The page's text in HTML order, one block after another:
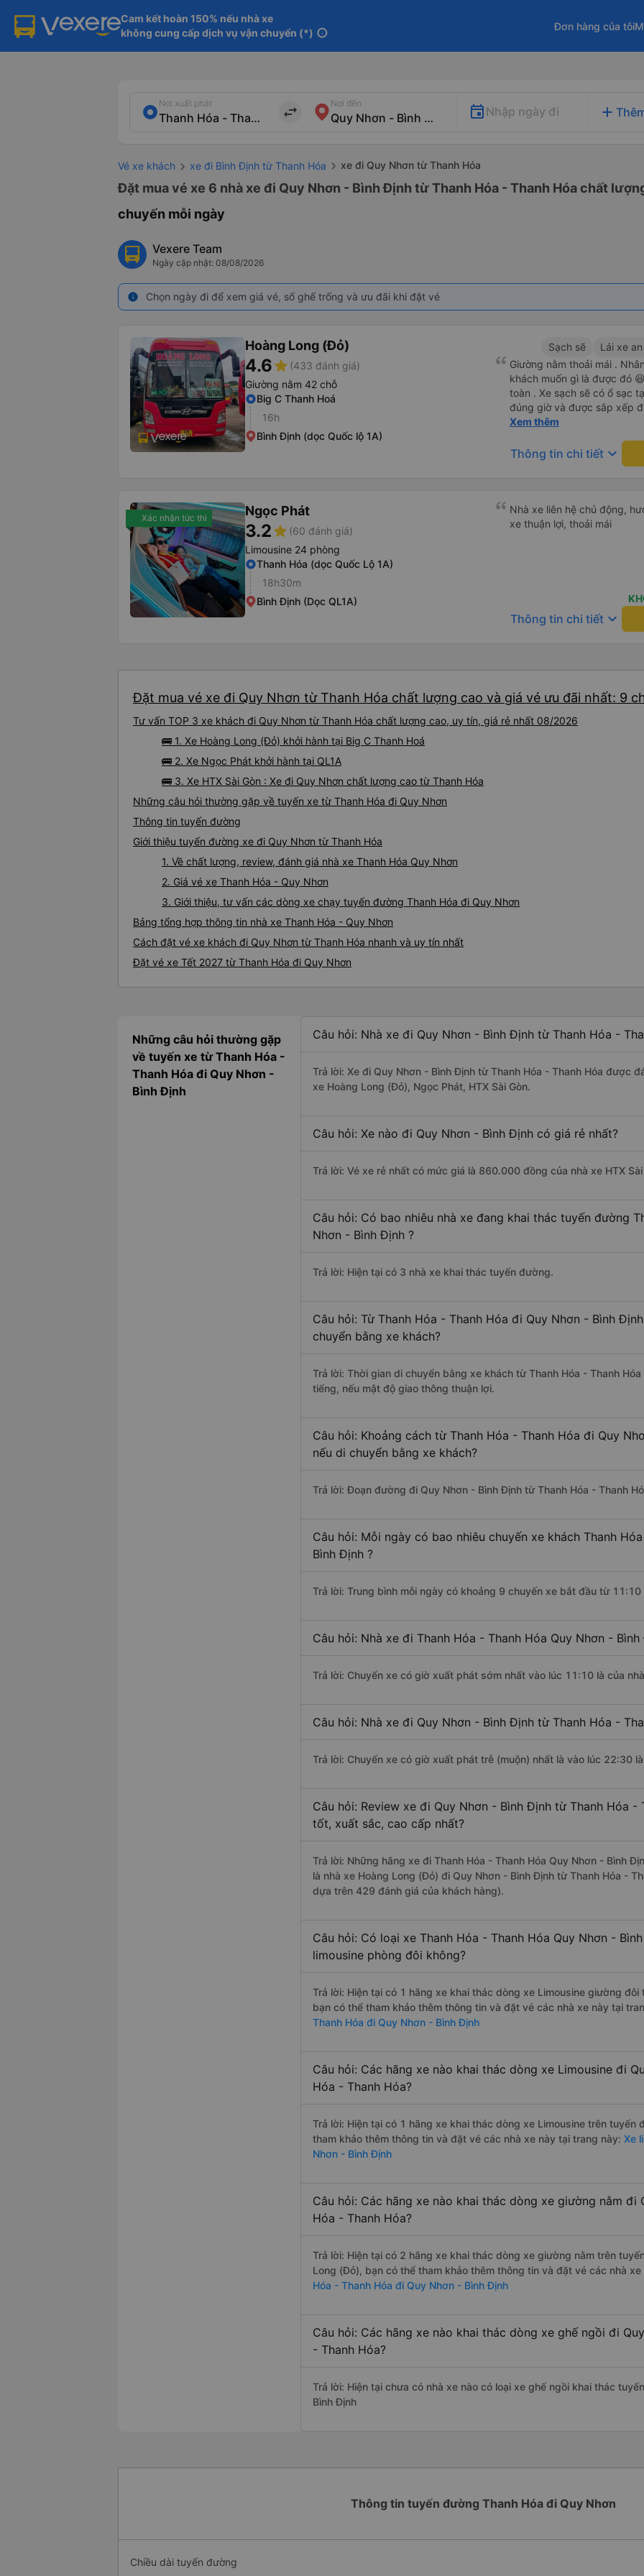
Cam kết hoàn 150% nếu nhà xe
không cung cấp dịch vụ vận chuyển (*) info
Đơn hàng của tôi
Nơi xuất phát
import_export
Nơi đến
Nhập ngày đi add
Vé xe khách xe đi Bình Định từ Thanh Hóa xe đi Quy Nhơn từ Thanh Hóa
Đặt mua vé xe 6 nhà xe đi Quy Nhơn - Bình Định từ Thanh Hóa - Thanh Hóa chất
chuyến mỗi ngày
Vexere Team
Ngày cập nhật: 08/08/2026
info Chọn ngày đi để xem giá vé, số ghế trống và ưu đãi khi đặt vé
Hoàng Long (Đỏ)
4.6star (433 đánh giá)
Giường nằm 42 chỗ
Big C Thanh Hoá
16h
Bình Định (dọc Quốc lộ 1A)
Sạch sẽ Lái xe
Giường nằm thoải mái .
khách muốn gì là được đó
toàn . Xe sạch sẽ có ổ sạc
đúng giờ và được sắp xếp
cho hoàng long đỏ 👍
Xem thêm
Thông tin chi tiết keyboard_arrow_down
Xác nhận tức thì Ngọc Phát
3.2star (60 đánh giá)
Limousine 24 phòng
Thanh Hóa (dọc Quốc Lộ 1A)
18h30m
Bình Định (Dọc QL1A)
Nhà xe liên hệ chủ động,
xe thuận lợi, thoải mái
Thông tin chi tiết keyboard_arrow_down
Đặt mua vé xe đi Quy Nhơn từ Thanh Hóa chất lượng cao và giá vé ưu đãi nhất: 9
Tư vấn TOP 3 xe khách đi Quy Nhơn từ Thanh Hóa chất lượng cao, uy tín, giá rẻ nhất 08/2026
🚌 1. Xe Hoàng Long (Đỏ) khởi hành tại Big C Thanh Hoá
🚌 2. Xe Ngọc Phát khởi hành tại QL1A
🚌 3. Xe HTX Sài Gòn : Xe đi Quy Nhơn chất lượng cao từ Thanh Hóa
Những câu hỏi thường gặp về tuyến xe từ Thanh Hóa đi Quy Nhơn
Thông tin tuyến đường
Giới thiệu tuyến đường xe đi Quy Nhơn từ Thanh Hóa
1. Về chất lượng, review, đánh giá nhà xe Thanh Hóa Quy Nhơn
2. Giá vé xe Thanh Hóa - Quy Nhơn
3. Giới thiệu, tư vấn các dòng xe chạy tuyến đường Thanh Hóa đi Quy Nhơn
Bảng tổng hợp thông tin nhà xe Thanh Hóa - Quy Nhơn
Cách đặt vé xe khách đi Quy Nhơn từ Thanh Hóa nhanh và uy tín nhất
Đặt vé xe Tết 2027 từ Thanh Hóa đi Quy Nhơn
Những câu hỏi thường gặp
về tuyến xe từ Thanh Hóa -
Thanh Hóa đi Quy Nhơn -
Bình Định
Câu hỏi: Nhà xe đi Quy Nhơn - Bình Định từ Thanh Hóa -
Trả lời: Xe đi Quy Nhơn - Bình Định từ Thanh Hóa - Thanh Hóa được
xe Hoàng Long (Đỏ), Ngọc Phát, HTX Sài Gòn.
Câu hỏi: Xe nào đi Quy Nhơn - Bình Định có giá rẻ nhất?
Trả lời: Vé xe rẻ nhất có mức giá là 860.000 đồng của nhà xe HTX Sài
Câu hỏi: Có bao nhiêu nhà xe đang khai thác tuyến đường
Nhơn - Bình Định ?
Trả lời: Hiện tại có 3 nhà xe khai thác tuyến đường.
Câu hỏi: Từ Thanh Hóa - Thanh Hóa đi Quy Nhơn - Bình
chuyển bằng xe khách?
Trả lời: Thời gian di chuyển bằng xe khách từ Thanh Hóa - Thanh
tiếng, nếu mật độ giao thông thuận lợi.
Câu hỏi: Khoảng cách từ Thanh Hóa - Thanh Hóa đi Quy
nếu di chuyển bằng xe khách?
Trả lời: Đoạn đường đi Quy Nhơn - Bình Định từ Thanh Hóa - Thanh
Câu hỏi: Mỗi ngày có bao nhiêu chuyến xe khách Thanh
Bình Định ?
Trả lời: Trung bình mỗi ngày có khoảng 9 chuyến xe bắt đầu từ
Câu hỏi: Nhà xe đi Thanh Hóa - Thanh Hóa Quy Nhơn -
Trả lời: Chuyến xe có giờ xuất phát sớm nhất vào lúc 11:10 là của
Câu hỏi: Nhà xe đi Quy Nhơn - Bình Định từ Thanh Hóa -
Trả lời: Chuyến xe có giờ xuất phát trễ (muộn) nhất là vào lúc 22:30 là
Câu hỏi: Review xe đi Quy Nhơn - Bình Định từ Thanh Hóa
tốt, xuất sắc, cao cấp nhất?
Trả lời: Những hãng xe đi Thanh Hóa - Thanh Hóa Quy Nhơn - Bình
là nhà xe Hoàng Long (Đỏ) đi Quy Nhơn - Bình Định từ Thanh Hóa -
dựa trên 429 đánh giá của khách hàng).
Câu hỏi: Có loại xe Thanh Hóa - Thanh Hóa Quy Nhơn -
limousine phòng đôi không?
Trả lời: Hiện tại có 1 hãng xe khai thác dòng xe Limousine giường
bạn có thể tham khảo thêm thông tin và đặt vé các nhà xe này tại
Thanh Hóa đi Quy Nhơn - Bình Định
Câu hỏi: Các hãng xe nào khai thác dòng xe Limousine đi
Hóa - Thanh Hóa?
Trả lời: Hiện tại có 1 hãng xe khai thác dòng xe Limousine trên tuyến
tham khảo thêm thông tin và đặt vé các nhà xe này tại trang này: Xe
Nhơn - Bình Định
Câu hỏi: Các hãng xe nào khai thác dòng xe giường nằm đi
Hóa - Thanh Hóa?
Trả lời: Hiện tại có 2 hãng xe khai thác dòng xe giường nằm trên
Long (Đỏ), bạn có thể tham khảo thêm thông tin và đặt vé các nhà
Hóa - Thanh Hóa đi Quy Nhơn - Bình Định
Câu hỏi: Các hãng xe nào khai thác dòng xe ghế ngồi đi
- Thanh Hóa?
Trả lời: Hiện tại chưa có nhà xe nào có loại xe ghế ngồi khai thác
Bình Định
Thông tin tuyến đường Thanh Hóa đi Quy Nhơn
Chiều dài tuyến đường